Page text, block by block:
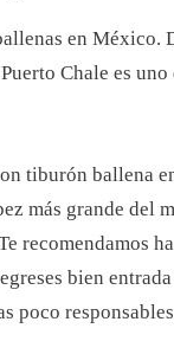
en
Chale es
tiburón ballena
más grande
recomendamos
bien
poco